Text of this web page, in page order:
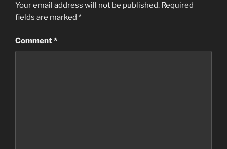
Your email address will not be published. Required
fields are marked *
Comment*